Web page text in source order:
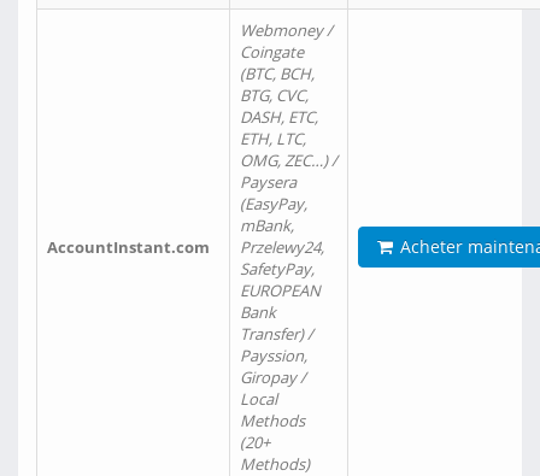
AccountInstant.com
Webmoney /
Coingate
(BTC, BCH,
BTG, CVC,
DASH, ETC,
ETH, LTC,
OMG, ZEC…) /
Paysera
(EasyPay,
mBank,
Przelewy24,
SafetyPay,
EUROPEAN
Bank
Transfer) /
Payssion,
Giropay /
Local
Methods
(20+
Methods)
Acheter